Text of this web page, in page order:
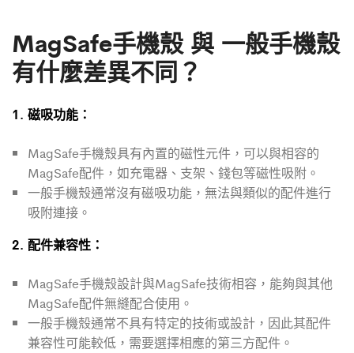
MagSafe手機殼 與 一般手機殼
有什麼差異不同？
1. 磁吸功能：
MagSafe手機殼具有內置的磁性元件，可以與相容的
MagSafe配件，如充電器、支架、錢包等磁性吸附。
一般手機殼通常沒有磁吸功能，無法與類似的配件進行
吸附連接。
2. 配件兼容性：
MagSafe手機殼設計與MagSafe技術相容，能夠與其他
MagSafe配件無縫配合使用。
一般手機殼通常不具有特定的技術或設計，因此其配件
兼容性可能較低，需要選擇相應的第三方配件。